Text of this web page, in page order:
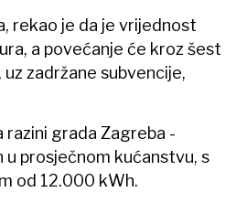
rekao je da je vrijednost
a povećanje će kroz šest
zadržane subvencije,
razini grada Zagreba -
u prosječnom kućanstvu, s
od 12.000 kWh.